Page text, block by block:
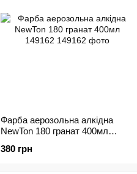
Фарба аерозольна алкідна
NewTon 180 гранат 400мл
380 грн